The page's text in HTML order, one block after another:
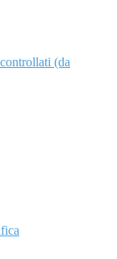
(da